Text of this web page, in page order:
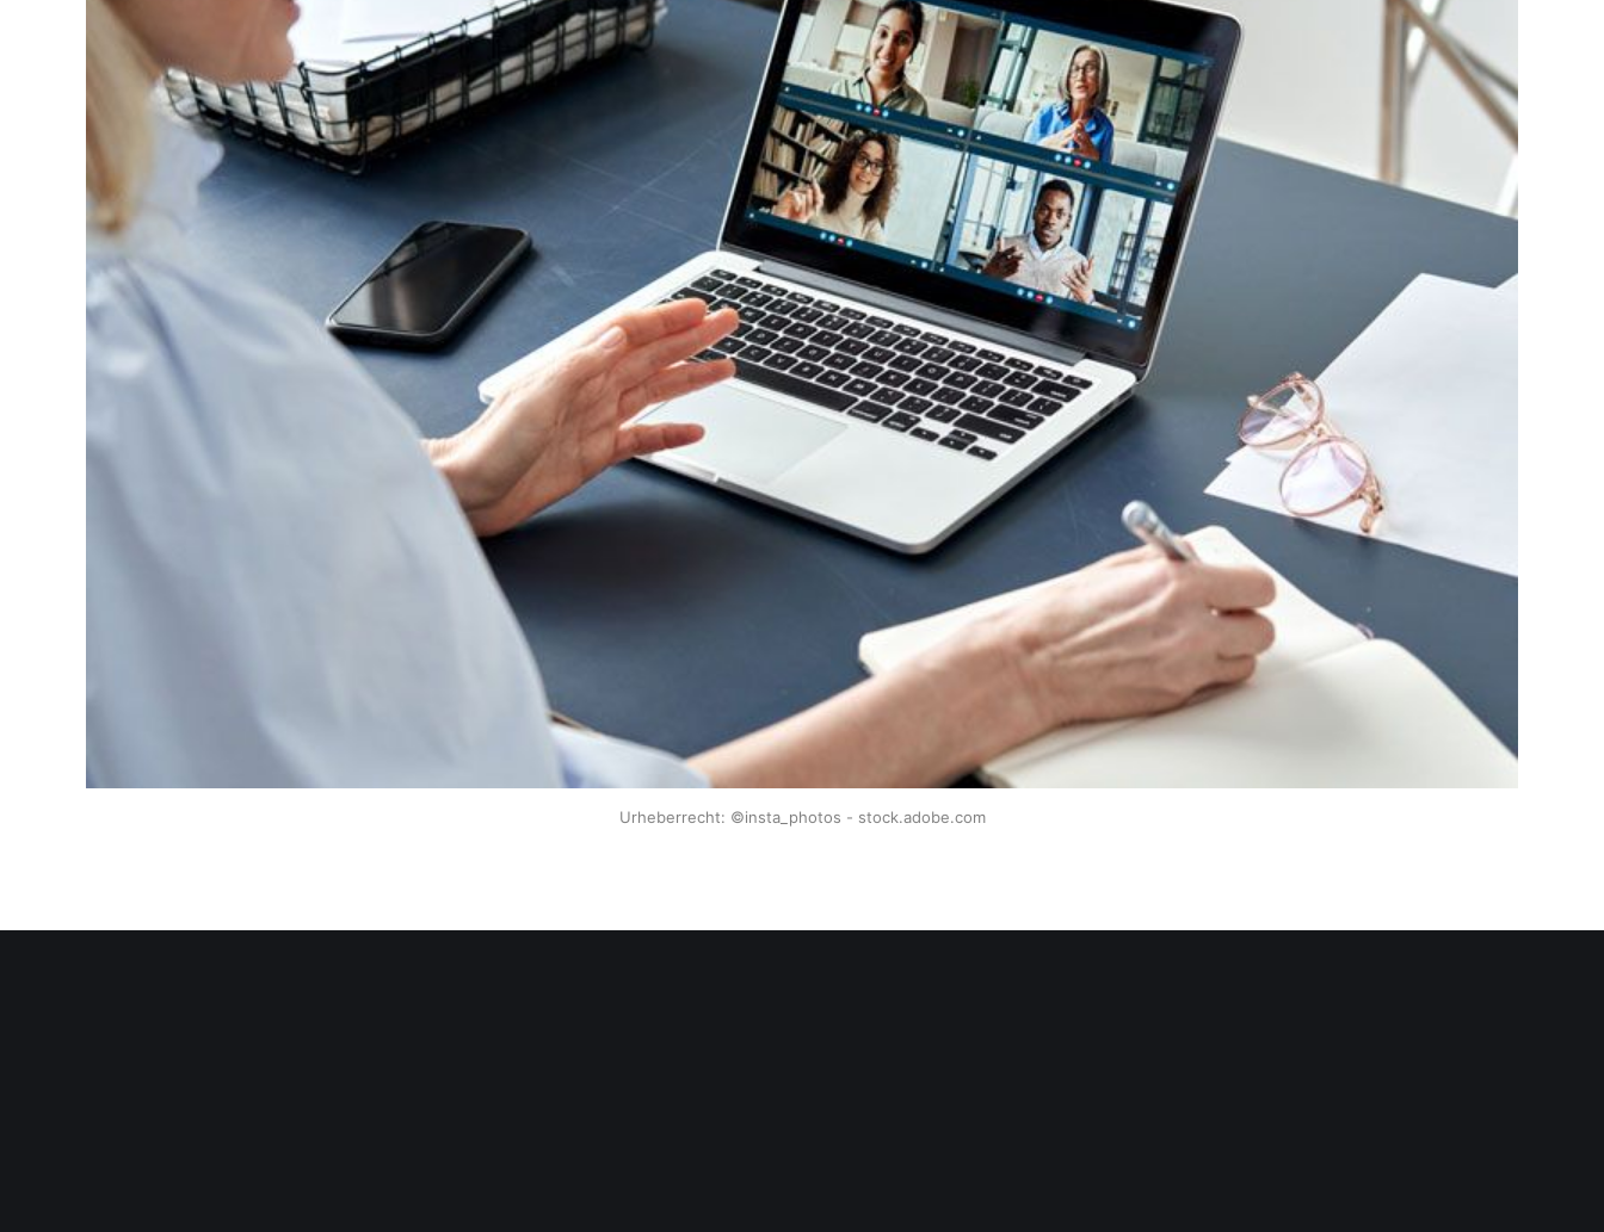
Urheberrecht: ©insta_photos - stock.adobe.com